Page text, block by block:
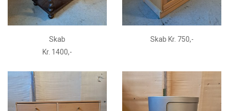
Skab
Kr. 1400,-
Skab Kr. 750,-